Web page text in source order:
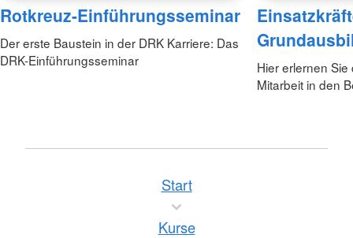
Rotkreuz-Einführungsseminar
Der erste Baustein in der DRK Karriere: Das
DRK-Einführungsseminar
Hier erlernen
Mitarbeit in den
Start
Kurse